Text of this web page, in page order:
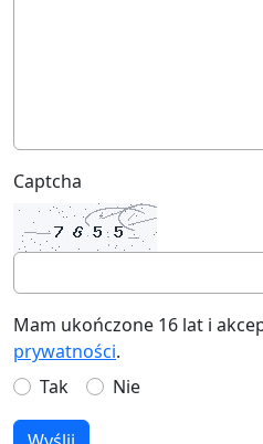
Captcha
Mam ukończone 16 lat i
prywatności.
Tak
Nie